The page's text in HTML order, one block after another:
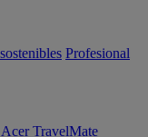
Profesional
Acer TravelMate